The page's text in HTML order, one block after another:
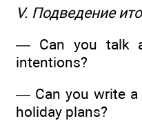
V. Подведение
— Can you talk
intentions?
— Can you write a
holiday plans?